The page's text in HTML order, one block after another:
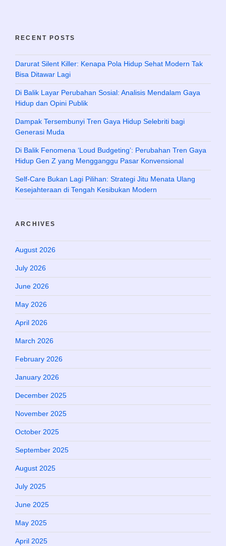
RECENT POSTS
Darurat Silent Killer: Kenapa Pola Hidup Sehat Modern Tak
Bisa Ditawar Lagi
Di Balik Layar Perubahan Sosial: Analisis Mendalam Gaya
Hidup dan Opini Publik
Dampak Tersembunyi Tren Gaya Hidup Selebriti bagi
Generasi Muda
Di Balik Fenomena ‘Loud Budgeting’: Perubahan Tren Gaya
Hidup Gen Z yang Mengganggu Pasar Konvensional
Self-Care Bukan Lagi Pilihan: Strategi Jitu Menata Ulang
Kesejahteraan di Tengah Kesibukan Modern
ARCHIVES
August 2026
July 2026
June 2026
May 2026
April 2026
March 2026
February 2026
January 2026
December 2025
November 2025
October 2025
September 2025
August 2025
July 2025
June 2025
May 2025
April 2025